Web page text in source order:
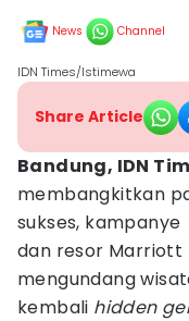
News Channel
IDN Times/Istimewa
Share Article
Bandung, IDN
membangkitkan
sukses, kampanye
dan resor Marriott
mengundang
kembali hidden